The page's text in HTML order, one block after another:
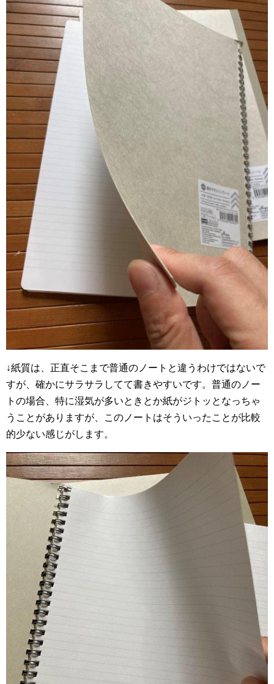
↓紙質は、正直そこまで普通のノートと違うわけではないで
すが、確かにサラサラしてて書きやすいです。普通のノー
トの場合、特に湿気が多いときとか紙がジトッとなっちゃ
うことがありますが、このノートはそういったことが比較
的少ない感じがします。